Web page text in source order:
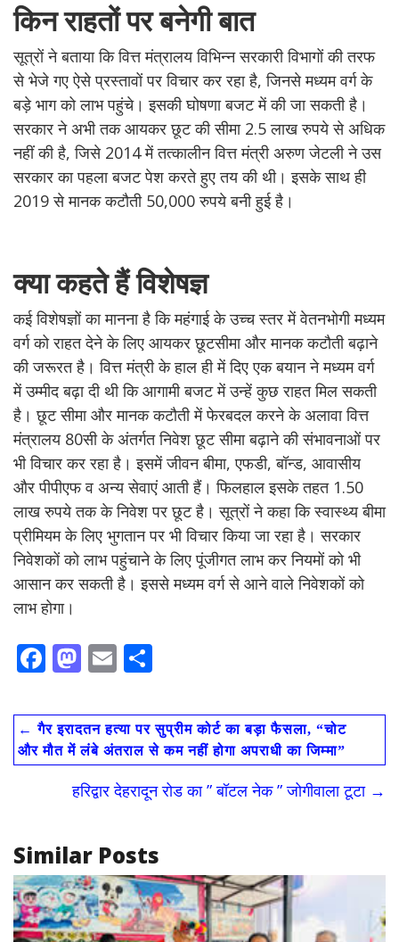
किन राहतों पर बनेगी बात
सूत्रों ने बताया कि वित्त मंत्रालय विभिन्न सरकारी विभागों की तरफ
से भेजे गए ऐसे प्रस्तावों पर विचार कर रहा है, जिनसे मध्यम वर्ग के
बड़े भाग को लाभ पहुंचे। इसकी घोषणा बजट में की जा सकती है।
सरकार ने अभी तक आयकर छूट की सीमा 2.5 लाख रुपये से अधिक
नहीं की है, जिसे 2014 में तत्कालीन वित्त मंत्री अरुण जेटली ने उस
सरकार का पहला बजट पेश करते हुए तय की थी। इसके साथ ही
2019 से मानक कटौती 50,000 रुपये बनी हुई है।
क्या कहते हैं विशेषज्ञ
कई विशेषज्ञों का मानना है कि महंगाई के उच्च स्तर में वेतनभोगी मध्यम
वर्ग को राहत देने के लिए आयकर छूटसीमा और मानक कटौती बढ़ाने
की जरूरत है। वित्त मंत्री के हाल ही में दिए एक बयान ने मध्यम वर्ग
में उम्मीद बढ़ा दी थी कि आगामी बजट में उन्हें कुछ राहत मिल सकती
है। छूट सीमा और मानक कटौती में फेरबदल करने के अलावा वित्त
मंत्रालय 80सी के अंतर्गत निवेश छूट सीमा बढ़ाने की संभावनाओं पर
भी विचार कर रहा है। इसमें जीवन बीमा, एफडी, बॉन्ड, आवासीय
और पीपीएफ व अन्य सेवाएं आती हैं। फिलहाल इसके तहत 1.50
लाख रुपये तक के निवेश पर छूट है। सूत्रों ने कहा कि स्वास्थ्य बीमा
प्रीमियम के लिए भुगतान पर भी विचार किया जा रहा है। सरकार
निवेशकों को लाभ पहुंचाने के लिए पूंजीगत लाभ कर नियमों को भी
आसान कर सकती है। इससे मध्यम वर्ग से आने वाले निवेशकों को
लाभ होगा।
F
e
b
o
M
to
d
o
n
E
ai
l
ar
e
← गैर इरादतन हत्या पर सुप्रीम कोर्ट का बड़ा फैसला, “चोट
और मौत में लंबे अंतराल से कम नहीं होगा अपराधी का जिम्मा”
हरिद्वार देहरादून रोड का ” बॉटल नेक ” जोगीवाला टूटा →
Similar Posts